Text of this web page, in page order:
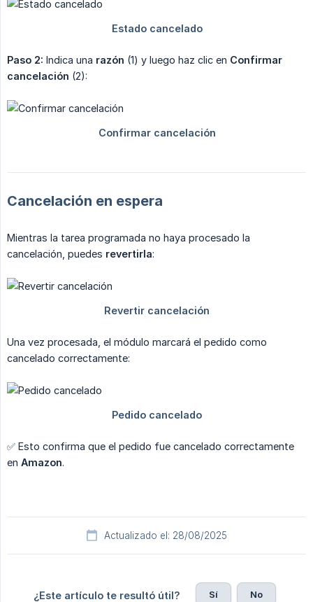
Paso 2: Indica una razón (1) y luego haz clic en Confirmar
cancelación (2):
Cancelación en espera
Mientras la tarea programada no haya procesado la
cancelación, puedes revertirla:
Una vez procesada, el módulo marcará el pedido como
cancelado correctamente:
✅ Esto confirma que el pedido fue cancelado correctamente
en Amazon.
Actualizado el: 28/08/2025
¿Este artículo te resultó útil? Sí No